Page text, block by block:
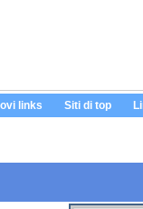
links Siti di top